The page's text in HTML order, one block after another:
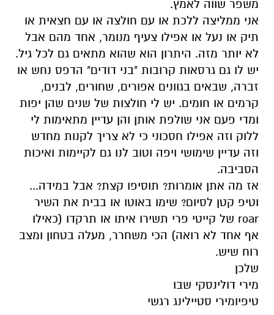
יש לו גם גרסאות קרובות "בני דודים" הדפס נחש או
זברה, שבאים בגוונים אפורים, שחורים, לבנים,
קרמים או חומים. יש לי חולצות של שנים שהן יפות
ומדי פעם אני שולפת אותן והן עדיין מתאימות לי
ללוק וזה אפילו חסכוני כי לא צריך לקנות מחדש
וזה עדיין שימושי ויפה וטוב לנו גם לקיימות ואיכות
הסביבה.
אז מה אתן אומרות? תוסיפו קצת? אבל במידה...
וטיפ קטן לסיום? שימו באוטו או בבית את השיר
roar של קייטי פרי תשירו איתו או תרקדו (כאילו
אף אחד לא רואה) הכי משחרר, מעלה בטחון ומצב
רוח שיש.
שלכן
מירי דולינסקי שבו
טיפיומירי סטיילינג רגשי